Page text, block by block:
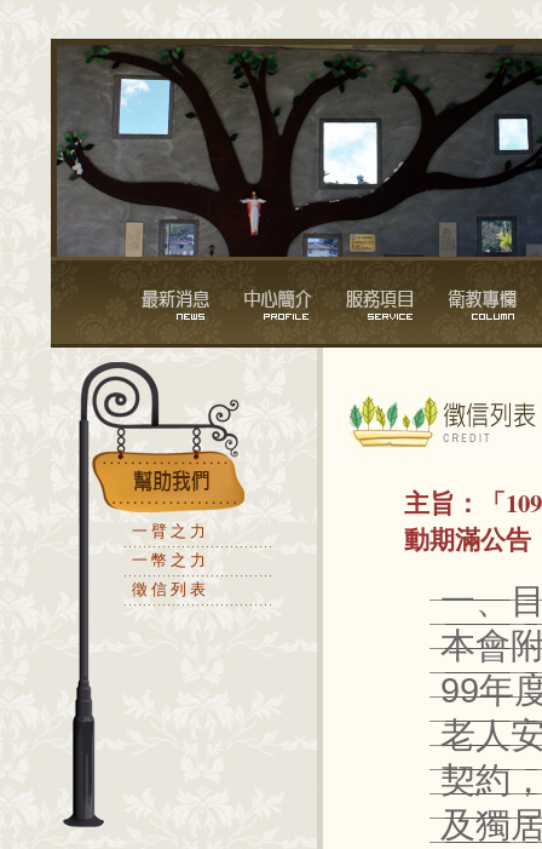
一臂之力
一幣之力
徵信列表
主旨：
「
動期滿公告
一、
本會
99年
老人
契約
及獨